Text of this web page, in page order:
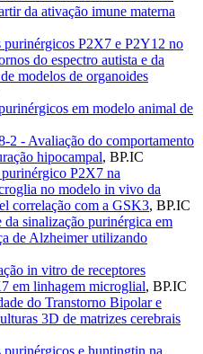
da ativação imune materna
purinérgicos P2X7 e P2Y12 no
do espectro autista e da
modelos de organoides
em modelo animal de
2 - Avaliação do comportamento
hipocampal, BP.IC
P2X7 na
no modelo in vivo da
correlação com a GSK3, BP.IC
sinalização purinérgica em
de Alzheimer utilizando
in vitro de receptores
em linhagem microglial, BP.IC
do Transtorno Bipolar e
3D de matrizes cerebrais
purinérgicos e huntingtin na